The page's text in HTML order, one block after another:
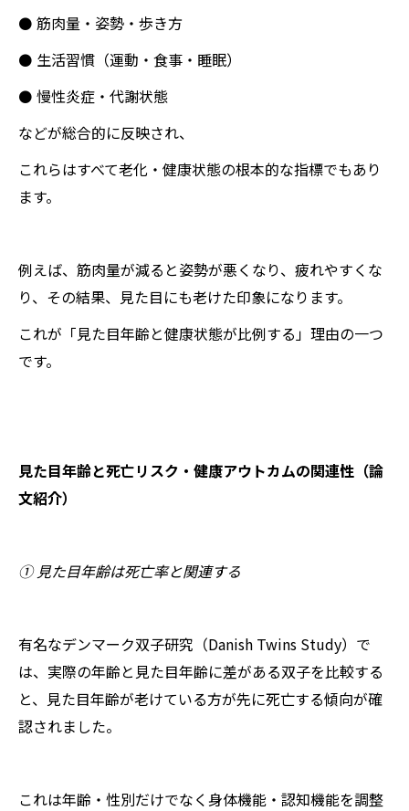
⚫ 筋肉量・姿勢・歩き方
⚫ 生活習慣（運動・食事・睡眠）
⚫ 慢性炎症・代謝状態
などが総合的に反映され、
これらはすべて老化・健康状態の根本的な指標でもあり
ます。
例えば、筋肉量が減ると姿勢が悪くなり、疲れやすくな
り、その結果、見た目にも老けた印象になります。
これが「見た目年齢と健康状態が比例する」理由の一つ
です。
見た目年齢と死亡リスク・健康アウトカムの関連性（論
文紹介）
① 見た目年齢は死亡率と関連する
有名なデンマーク双子研究（Danish Twins Study）で
は、実際の年齢と見た目年齢に差がある双子を比較する
と、見た目年齢が老けている方が先に死亡する傾向が確
認されました。
これは年齢・性別だけでなく身体機能・認知機能を調整